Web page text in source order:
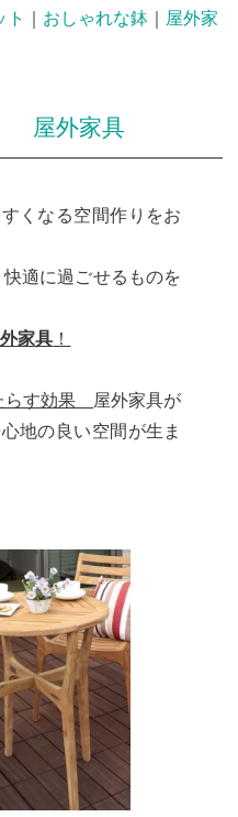
ト おしゃれな鉢｜
屋外家
屋外家具
くなる空間作りをお
適に過ごせるものを
家具 ！
らす効果
屋外家具が
地の良い空間が生ま